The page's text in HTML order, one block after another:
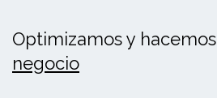
Optimizamos y hacemos
negocio